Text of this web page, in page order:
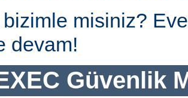
misiniz?
devam!
Güvenlik